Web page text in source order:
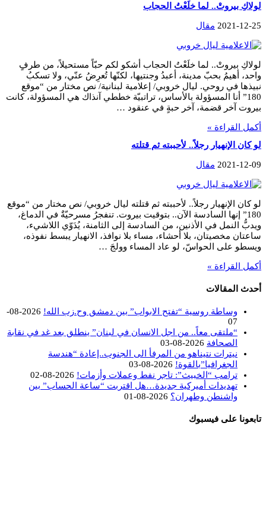
لولاكِ بيروتْ.. لما خلَعْتُ الحجاب
2021-12-25 مقال
لولاكِ بيروتْ.. لما خلَعْتُ الحجاب أشكو لكم حبّاً مستحيلاً، من طرفٍ
واحد، أهيمُ بحبّ مدينة، أعبدُ وجنتيها، لكنّها تُعرِضُ عنّي، ولا تسكبُ
نبيذها في روحي. ليال خروبي/ إعلامية لبنانية/ نص مختار من “موقع
180” أنا المسؤولة بالأساس، تراتبيّة خططي آنذاك هي المسؤولة، كانت
بيروت آخر قضمة، آخر حبةٍ في عنقود …
أكمل القراءة »
لو كان الإنهيار رجلاً.. لأحببته ثم قتلته
2021-12-09 مقال
لو كان الإنهيار رجلاً.. لأحببته ثم قتلته ليال خروبي/ نص مختار من “موقع
180” إنها السادسة الآن.. بتوقيت بيروت. تنفجرُ مسرحيّةٌ في الدماغ،
ويدبُّ النمل في الأذنين، من السادسة إلى الثامنة، يُدَوّي اللاشيء،
ساعتان مخصيتان، بلا أحشاء، مساء بلا نوافذ، الانهيار يبسط نفوذه،
ويسطو على الحواسّ، لو عاد المساء وولجَ …
أكمل القراءة »
أحدث المقالات
وساطة روسية “تفتح الابواب” بين دمشق وح.زب الله!
2026-08-
07
“ملتقى معاً.. من اجل الانسان في لبنان” ينطلق بعد غد في نقابة
الصحافة 2026-08-03
نيترات نتيناهو من المرفأ الى الجنوب..إعادة “هندسة
الجغرافيا”بالقوة! 2026-08-03
ترامب “الخبيث”: تاجر نفط وعملات وأزمات! 2026-08-02
تهديدات أميركية جديدة…هل اقتربت “ساعة الحساب” بين
واشنطن وطهران؟ 2026-08-01
تابعونا على فيسبوك